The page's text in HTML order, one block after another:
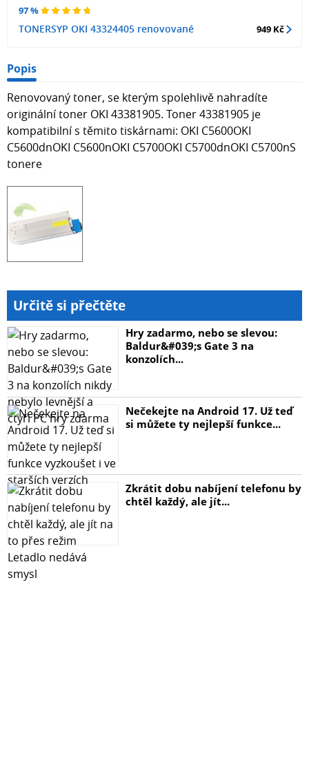
97 %
TONERSYP OKI 43324405 renovované 949 Kč
Popis
Renovovaný toner, se kterým spolehlivě nahradíte
originální toner OKI 43381905. Toner 43381905 je
kompatibilní s těmito tiskárnami: OKI C5600OKI
C5600dnOKI C5600nOKI C5700OKI C5700dnOKI C5700nS
tonere
Určitě si přečtěte
Hry zadarmo, nebo se slevou:
Baldur&#039;s Gate 3 na
konzolích...
Nečekejte na Android 17. Už teď
si můžete ty nejlepší funkce...
Zkrátit dobu nabíjení telefonu by
chtěl každý, ale jít...